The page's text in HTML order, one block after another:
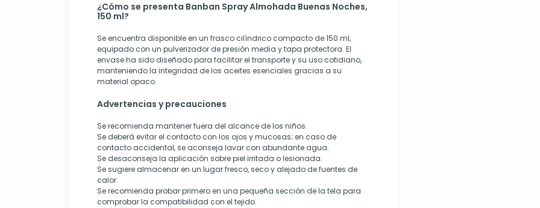
¿Cómo se presenta Banban Spray Almohada Buenas Noches,
150 ml?
Se encuentra disponible en un frasco cilíndrico compacto de 150 ml,
equipado con un pulverizador de presión media y tapa protectora. El
envase ha sido diseñado para facilitar el transporte y su uso cotidiano,
manteniendo la integridad de los aceites esenciales gracias a su
material opaco.
Advertencias y precauciones
Se recomienda mantener fuera del alcance de los niños.
Se deberá evitar el contacto con los ojos y mucosas; en caso de
contacto accidental, se aconseja lavar con abundante agua.
Se desaconseja la aplicación sobre piel irritada o lesionada.
Se sugiere almacenar en un lugar fresco, seco y alejado de fuentes de
calor.
Se recomienda probar primero en una pequeña sección de la tela para
comprobar la compatibilidad con el tejido.